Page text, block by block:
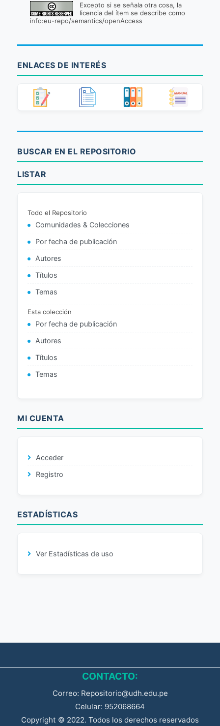
Excepto si se señala otra cosa, la
licencia del ítem se describe como
info:eu-repo/semantics/openAccess
ENLACES DE INTERÉS
BUSCAR EN EL REPOSITORIO
LISTAR
Todo el Repositorio
Comunidades & Colecciones
Por fecha de publicación
Autores
Títulos
Temas
Esta colección
Por fecha de publicación
Autores
Títulos
Temas
MI CUENTA
Acceder
Registro
ESTADÍSTICAS
Ver Estadísticas de uso
CONTACTO:
Correo: Repositorio@udh.edu.pe
Celular: 952068664
Copyright © 2022. Todos los derechos reservados